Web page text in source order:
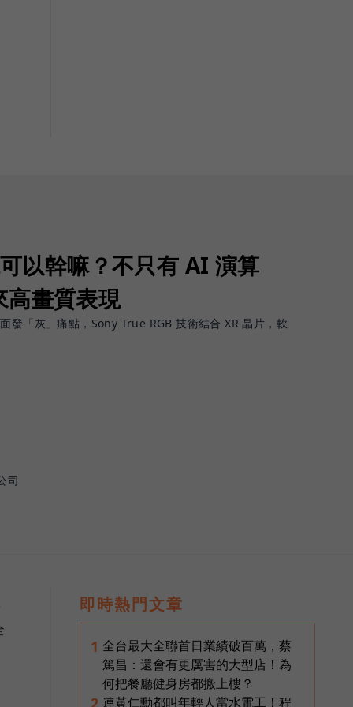
以幹嘛？不只有 AI 演算
高畫質表現
發「灰」痛點，Sony True RGB 技術結合 XR 晶片，軟
司
即時熱門文章
1 全台最大全聯首日業績破百萬，蔡
篤昌：還會有更厲害的大型店！為
何把餐廳健身房都搬上樓？
連黃仁勳都叫年輕人當水電工！程